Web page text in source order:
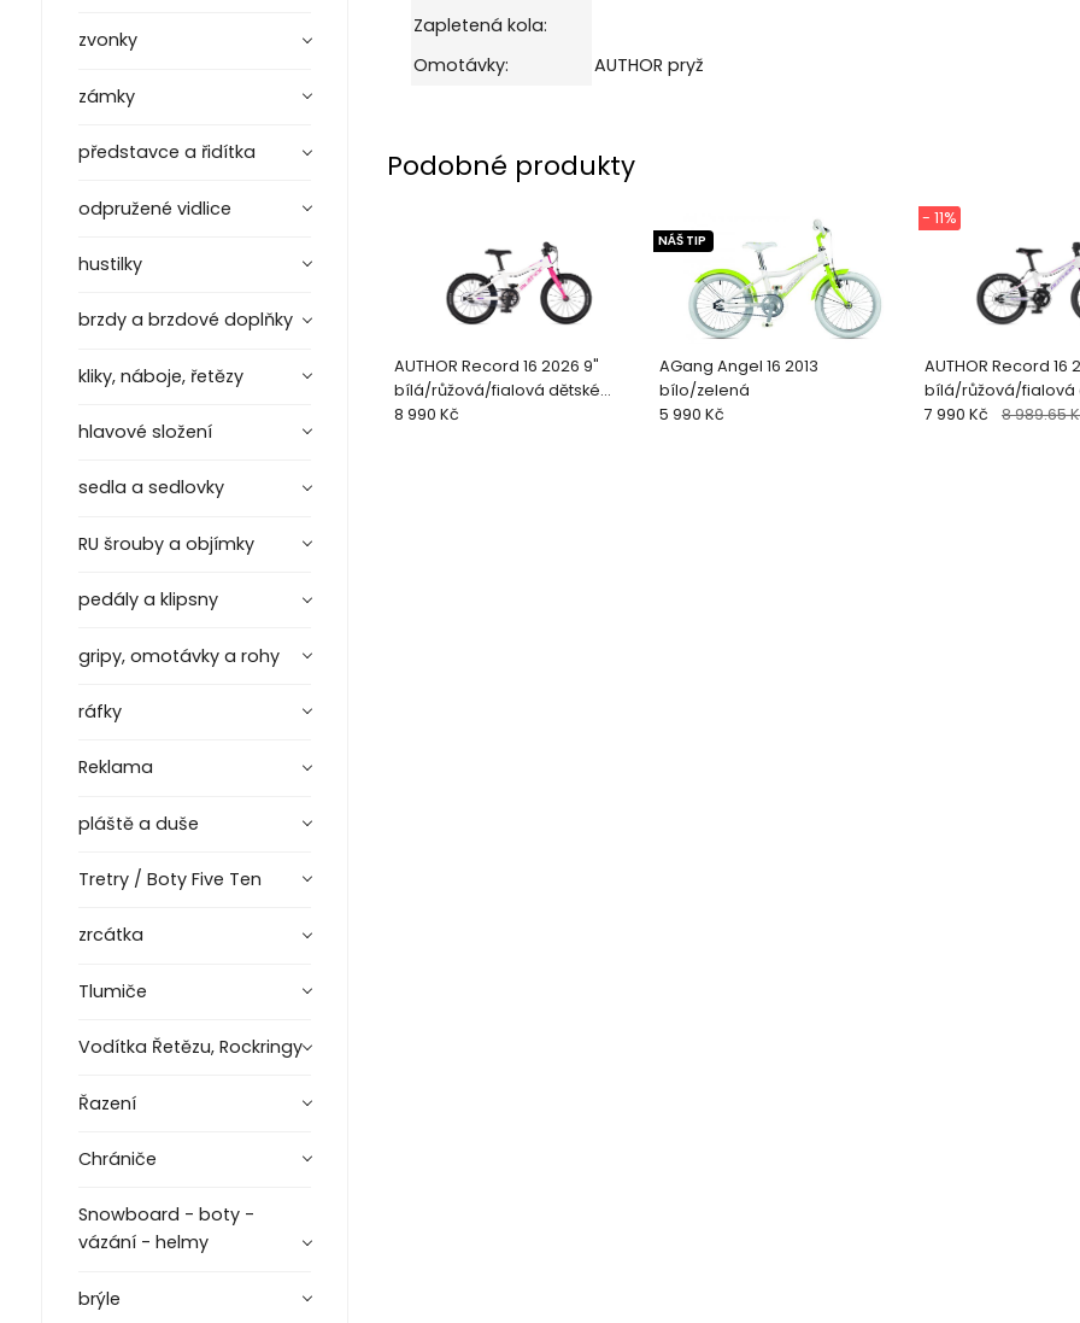
zvonky
zámky
představce a řidítka
odpružené vidlice
hustilky
brzdy a brzdové doplňky
kliky, náboje, řetězy
hlavové složení
sedla a sedlovky
RU šrouby a objímky
pedály a klipsny
gripy, omotávky a rohy
ráfky
Reklama
pláště a duše
Tretry / Boty Five Ten
zrcátka
Tlumiče
Vodítka Řetězu, Rockringy
Řazení
Chrániče
Snowboard - boty -
vázání - helmy
brýle
Zapletená kola:
Omotávky:
AUTHOR pryž
Podobné produkty
AUTHOR Record 16 2026 9"
bílá/růžová/fialová dětské
16"kolo
8 990 Kč
AGang Angel 16 2013
bílo/zelená
NÁŠ TIP
5 990 Kč
AUTHOR Record 16
bílá/růžová/fialová
16"kolo
- 11%
7 990 Kč 8 989.65